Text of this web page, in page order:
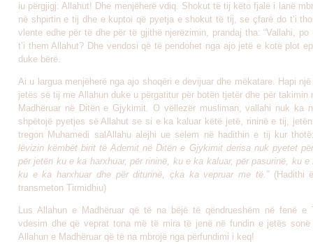
iu përgjigj: Allahut! Dhe menjëherë vdiq. Shokut të tij këto fjalë i lanë
në shpirtin e tij dhe e kuptoi që pyetja e shokut të tij, se çfarë do t’i
vlente edhe për të dhe për të gjithë njerëzimin, prandaj tha: “Vallahi, po
t’i them Allahut? Dhe vendosi që të pendohet nga ajo jetë e kotë plot
duke bërë.
Ai u largua menjëherë nga ajo shoqëri e devijuar dhe mëkatare. Hapi
jetës së tij me Allahun duke u përgatitur për botën tjetër dhe për takimin
Madhëruar në Ditën e Gjykimit. O vëllezër musliman, vallahi nuk ka
shpëtojë pyetjes së Allahut se si e ka kaluar këtë jetë, rininë e tij,
tregon Muhamedi salAllahu alejhi ue selem në hadithin e tij kur
lëvizin këmbët birit të Ademit në Ditën e Gjykimit derisa nuk pyetet
për jetën ku e ka harxhuar, për rininë, ku e ka kaluar, për pasurinë, ku e
ku e ka harxhuar dhe për diturinë, çka ka vepruar me të.”(Hadithi
transmeton Tirmidhiu)
Lus Allahun e Madhëruar që të na bëjë të qëndrueshëm në fenë e
vdesim dhe që veprat tona më të mira të jenë në fundin e jetës
Allahun e Madhëruar që të na mbrojë nga përfundimi i keq!